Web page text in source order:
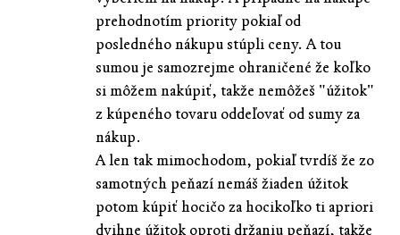
prehodnotím priority pokiaľ od
posledného nákupu stúpli ceny. A tou
sumou je samozrejme ohraničené že koľko
si môžem nakúpiť, takže nemôžeš "úžitok"
z kúpeného tovaru oddeľovať od sumy za
nákup.
A len tak mimochodom, pokiaľ tvrdíš že zo
samotných peňazí nemáš žiaden úžitok
potom kúpiť hocičo za hocikoľko ti apriori
dvihne úžitok oproti držaniu peňazí, takže